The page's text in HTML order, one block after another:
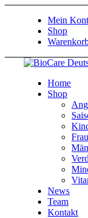
Mein
Shop
Home
Shop
News
Team
Kontakt